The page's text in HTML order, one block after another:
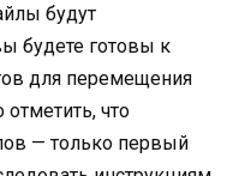
будут
будете готовы к
для перемещения
что
— только первый